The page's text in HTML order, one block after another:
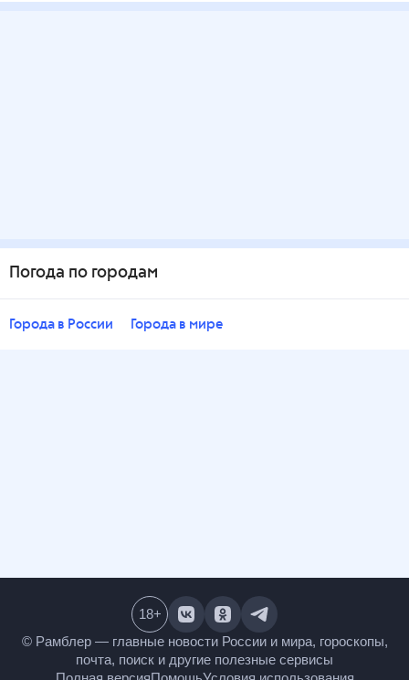
Погода по городам
Города в России Города в мире
© Рамблер — главные новости России и мира,
гороскопы, почта, поиск и другие полезные сервисы
18+